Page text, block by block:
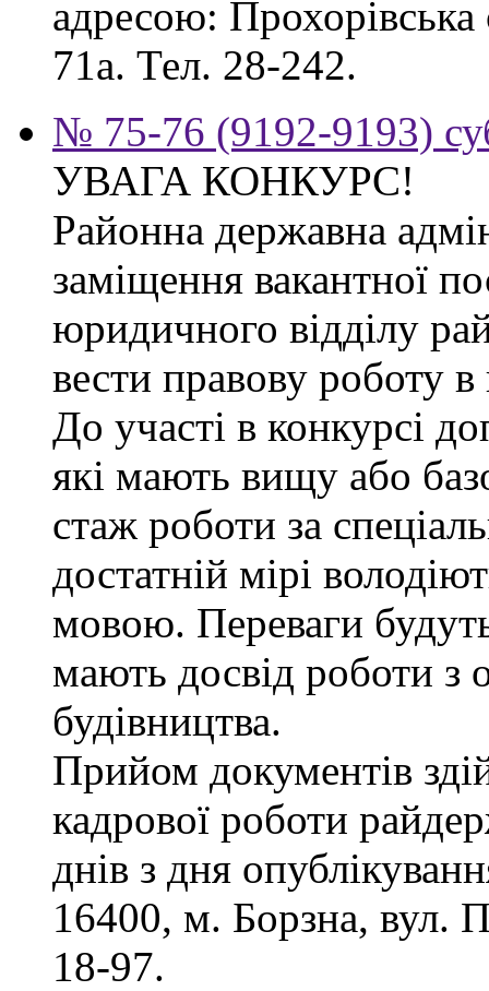
адресою: Прохорівська
71а. Тел. 28-242.
№ 75-76 (9192-9193)
УВАГА КОНКУРС!
Районна державна
заміщення вакантної
юридичного відділу
вести правову роботу в
До участі в конкурсі
які мають вищу або
стаж роботи за
достатній мірі
мовою. Переваги
мають досвід роботи з
будівництва.
Прийом документів
кадрової роботи
днів з дня
16400, м. Борзна, вул.
18-97.